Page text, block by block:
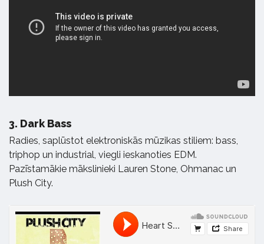
3. Dark Bass
Radies, saplūstot elektroniskās mūzikas stiliem: bass,
triphop un industrial, viegli ieskanoties EDM.
Pazīstamākie mākslinieki Lauren Stone, Ohmanac un
Plush City.